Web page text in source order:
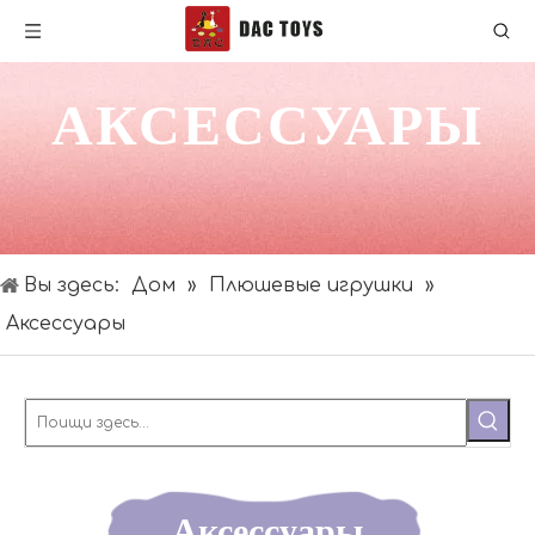
АКСЕССУАРЫ
Вы здесь: Дом » Плюшевые игрушки
»
Аксессуары